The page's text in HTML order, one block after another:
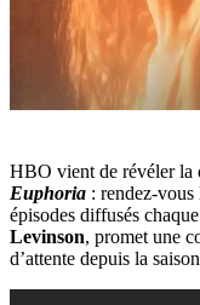
HBO vient de révéler la
Euphoria : rendez-vous
épisodes diffusés
Levinson, promet une
d’attente depuis la